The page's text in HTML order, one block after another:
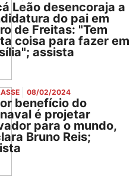
Leão desencoraja a
do pai em
de Freitas: "Tem
coisa para fazer em
assista
08/02/2024
benefício do
é projetar
para o mundo,
Bruno Reis;